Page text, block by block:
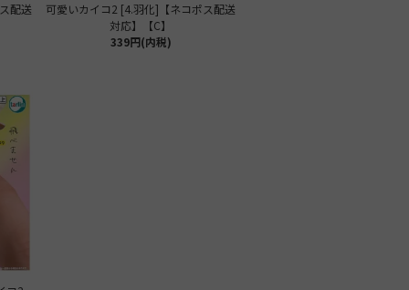
配送
可愛いカイコ2 [4.羽化]【ネコポス配送
対応】【C】
339円(内税)